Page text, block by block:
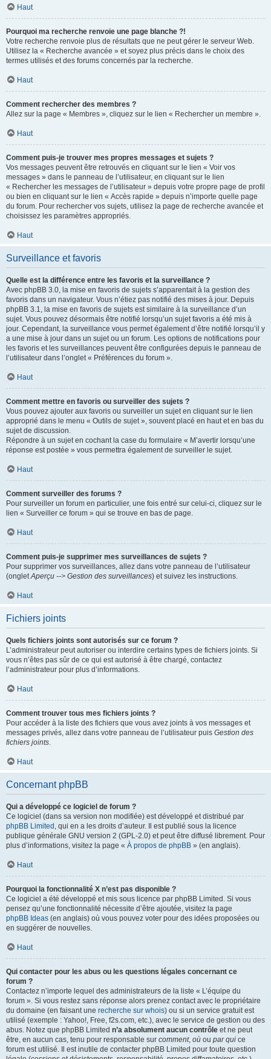
Haut
Pourquoi ma recherche renvoie une page blanche ?!
Votre recherche renvoie plus de résultats que ne peut gérer le serveur Web.
Utilisez la « Recherche avancée » et soyez plus précis dans le choix des
termes utilisés et des forums concernés par la recherche.
Haut
Comment rechercher des membres ?
Allez sur la page « Membres », cliquez sur le lien « Rechercher un membre ».
Haut
Comment puis-je trouver mes propres messages et sujets ?
Vos messages peuvent être retrouvés en cliquant sur le lien « Voir vos
messages » dans le panneau de l’utilisateur, en cliquant sur le lien
« Rechercher les messages de l’utilisateur » depuis votre propre page de profil
ou bien en cliquant sur le lien « Accès rapide » depuis n’importe quelle page
du forum. Pour rechercher vos sujets, utilisez la page de recherche avancée et
choisissez les paramètres appropriés.
Haut
Surveillance et favoris
Quelle est la différence entre les favoris et la surveillance ?
Avec phpBB 3.0, la mise en favoris de sujets s’apparentait à la gestion des
favoris dans un navigateur. Vous n’étiez pas notifié des mises à jour. Depuis
phpBB 3.1, la mise en favoris de sujets est similaire à la surveillance d’un
sujet. Vous pouvez désormais être notifié lorsqu’un sujet favoris a été mis à
jour. Cependant, la surveillance vous permet également d’être notifié lorsqu’il y
a une mise à jour dans un sujet ou un forum. Les options de notifications pour
les favoris et les surveillances peuvent être configurées depuis le panneau de
l’utilisateur dans l’onglet « Préférences du forum ».
Haut
Comment mettre en favoris ou surveiller des sujets ?
Vous pouvez ajouter aux favoris ou surveiller un sujet en cliquant sur le lien
approprié dans le menu « Outils de sujet », souvent placé en haut et en bas du
sujet de discussion.
Répondre à un sujet en cochant la case du formulaire « M’avertir lorsqu’une
réponse est postée » vous permettra également de surveiller le sujet.
Haut
Comment surveiller des forums ?
Pour surveiller un forum en particulier, une fois entré sur celui-ci, cliquez sur le
lien « Surveiller ce forum » qui se trouve en bas de page.
Haut
Comment puis-je supprimer mes surveillances de sujets ?
Pour supprimer vos surveillances, allez dans votre panneau de l’utilisateur
(ongletAperçu --> Gestion des surveillances) et suivez les instructions.
Haut
Fichiers joints
Quels fichiers joints sont autorisés sur ce forum ?
L’administrateur peut autoriser ou interdire certains types de fichiers joints. Si
vous n’êtes pas sûr de ce qui est autorisé à être chargé, contactez
l’administrateur pour plus d’informations.
Haut
Comment trouver tous mes fichiers joints ?
Pour accéder à la liste des fichiers que vous avez joints à vos messages et
messages privés, allez dans votre panneau de l’utilisateur puis Gestion des
fichiers joints.
Haut
Concernant phpBB
Qui a développé ce logiciel de forum ?
Ce logiciel (dans sa version non modifiée) est développé et distribué par
phpBB Limited , qui en a les droits d’auteur. Il est publié sous la licence
publique générale GNU version 2 (GPL-2.0) et peut être diffusé librement. Pour
plus d’informations, visitez la page « À propos de phpBB » (en anglais).
Haut
Pourquoi la fonctionnalité X n’est pas disponible ?
Ce logiciel a été développé et mis sous licence par phpBB Limited. Si vous
pensez qu’une fonctionnalité nécessite d’être ajoutée, visitez la page
phpBB Ideas (en anglais) où vous pouvez voter pour des idées proposées ou
en suggérer de nouvelles.
Haut
Qui contacter pour les abus ou les questions légales concernant ce
forum ?
Contactez n’importe lequel des administrateurs de la liste « L’équipe du
forum ». Si vous restez sans réponse alors prenez contact avec le propriétaire
du domaine (en faisant une recherche sur whois) ou si un service gratuit est
utilisé (exemple : Yahoo!, Free, f2s.com, etc.), avec le service de gestion ou des
abus. Notez que phpBB Limited n’a absolument aucun contrôle et ne peut
être, en aucun cas, tenu pour responsable sur comment, où ou par qui ce
forum est utilisé. Il est inutile de contacter phpBB Limited pour toute question